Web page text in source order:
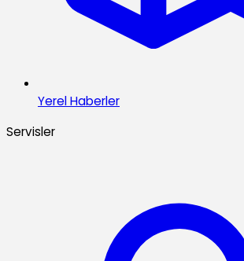
Yerel Haberler
Servisler